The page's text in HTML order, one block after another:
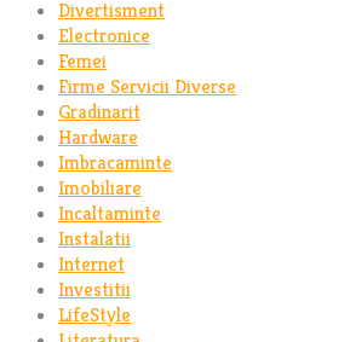
Divertisment
Electronice
Femei
Firme Servicii Diverse
Gradinarit
Hardware
Imbracaminte
Imobiliare
Incaltaminte
Instalatii
Internet
Investitii
LifeStyle